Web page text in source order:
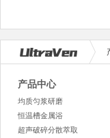
产品中心
均质匀浆研磨
恒温槽金属浴
超声破碎分散萃取